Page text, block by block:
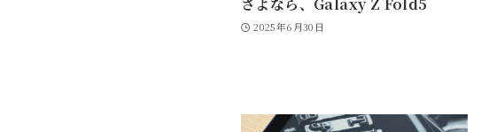
さよなら、Galaxy Z Fold5
2025年6月30日